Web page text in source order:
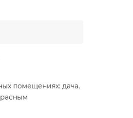
помещениях: дача,